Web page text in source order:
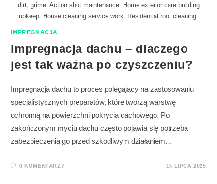
dirt, grime. Action shot maintenance. Home exterior care building
upkeep. House cleaning service work. Residential roof cleaning.
IMPREGNACJA
Impregnacja dachu – dlaczego
jest tak ważna po czyszczeniu?
Impregnacja dachu to proces polegający na zastosowaniu
specjalistycznych preparatów, które tworzą warstwę
ochronną na powierzchni pokrycia dachowego. Po
zakończonym myciu dachu często pojawia się potrzeba
zabezpieczenia go przed szkodliwym działaniem…
0 KOMENTARZY 15 LIPCA 2025